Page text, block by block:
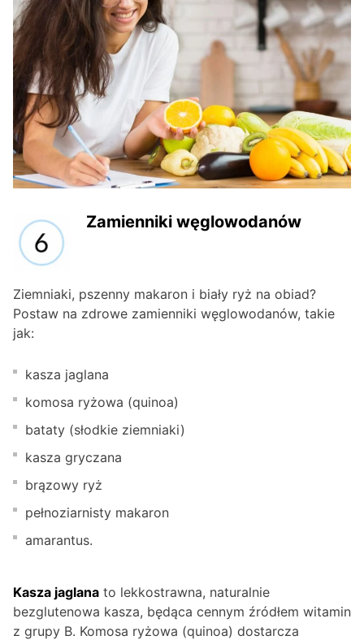
Zamienniki węglowodanów
Ziemniaki, pszenny makaron i biały ryż na obiad?
Postaw na zdrowe zamienniki węglowodanów, takie
jak:
kasza jaglana
komosa ryżowa (quinoa)
bataty (słodkie ziemniaki)
kasza gryczana
brązowy ryż
pełnoziarnisty makaron
amarantus.
Kasza jaglana to lekkostrawna, naturalnie
bezglutenowa kasza, będąca cennym źródłem witamin
z grupy B. Komosa ryżowa (quinoa) dostarcza